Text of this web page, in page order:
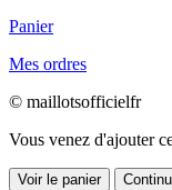
Panier
Mes ordres
© maillotsofficielfr
Vous venez d'ajouter
Voir le panier